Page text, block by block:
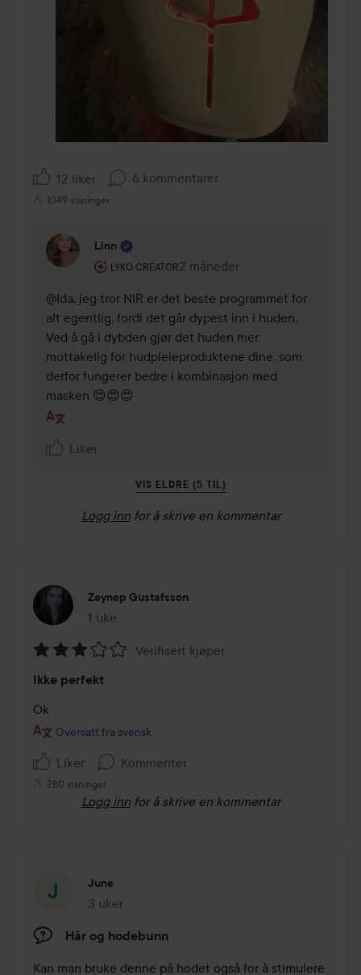
12 liker 6 kommentarer
1049 visninger
Linn
LYKO CREATOR
Brukerens rolle: Lyko Creator.
2 måneder
Kommentaren lades 2 måneder
@Ida, jeg tror NIR er det beste programmet for
alt egentlig, fordi det går dypest inn i huden.
Ved å gå i dybden gjør det huden mer
mottakelig for hudpleieproduktene dine, som
derfor fungerer bedre i kombinasjon med
masken 😍😍😍
Liker
VIS ELDRE (5 TIL)
Logg inn for å skrive en kommentar
Zeynep Gustafsson
1 uke
Innlegget ble opprettet 1 uke
3
av
5
Verifisert kjøper
Ikke perfekt
Ok
Oversatt fra svensk
Liker Kommenter
280 visninger
Logg inn for å skrive en kommentar
June
3 uker
Innlegget ble opprettet 3 uker
Hår og hodebunn
Kan man bruke denne på hodet også for å stimulere